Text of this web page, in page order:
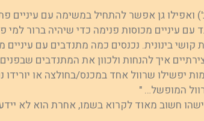
ואפילו גן אפשר להתחיל במשימה עם עיניים
עיניים מכוסות פנימה כדי שיהיה ברור למי
בינונית. נכנסים כמה מתנדבים עם עיניים
איך להנחות ולכוון את המתנדבים
יפשילו שרוול אחד במכנס/בחולצה או יורידו
המופשל… "
חשוב מאוד לקרוא בשמו, אחרת הוא לא